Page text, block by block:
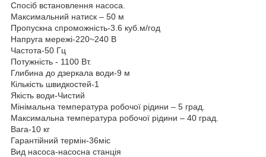
Спосіб встановлення насоса.
Максимальний натиск – 50 м
Пропускна спроможність-3.6 куб.м/год
Напруга мережі-220~240 В
Частота-50 Гц
Потужність - 1100 Вт.
Глибина до дзеркала води-9 м
Кількість швидкостей-1
Якість води-Чистий
Мінімальна температура робочої рідини – 5 град.
Максимальна температура робочої рідини – 40 град.
Вага-10 кг
Гарантійний термін-36міс
Вид насоса-насосна станція